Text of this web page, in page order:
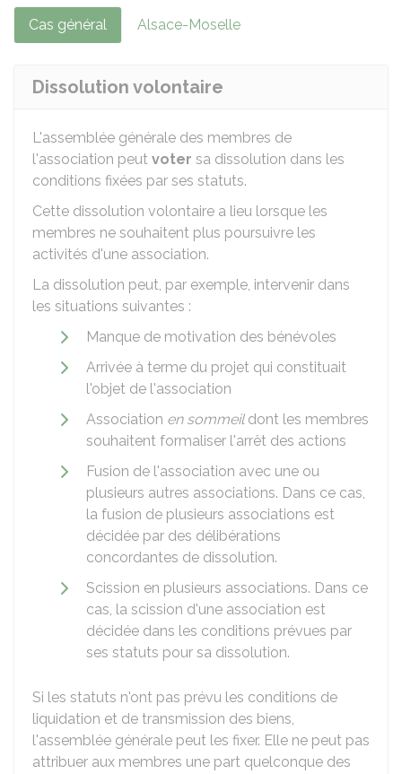
Cas général Alsace-Moselle
Dissolution volontaire
L'assemblée générale des membres de
l'association peut voter sa dissolution dans les
conditions fixées par ses statuts.
Cette dissolution volontaire a lieu lorsque les
membres ne souhaitent plus poursuivre les
activités d'une association.
La dissolution peut, par exemple, intervenir dans
les situations suivantes :
Manque de motivation des bénévoles
Arrivée à terme du projet qui constituait
l'objet de l'association
Association en sommeildont les membres
souhaitent formaliser l'arrêt des actions
Fusion de l'association avec une ou
plusieurs autres associations. Dans ce cas,
la fusion de plusieurs associations est
décidée par des délibérations
concordantes de dissolution.
Scission en plusieurs associations. Dans ce
cas, la scission d'une association est
décidée dans les conditions prévues par
ses statuts pour sa dissolution.
Si les statuts n'ont pas prévu les conditions de
liquidation et de transmission des biens,
l'assemblée générale peut les fixer. Elle ne peut pas
attribuer aux membres une part quelconque des